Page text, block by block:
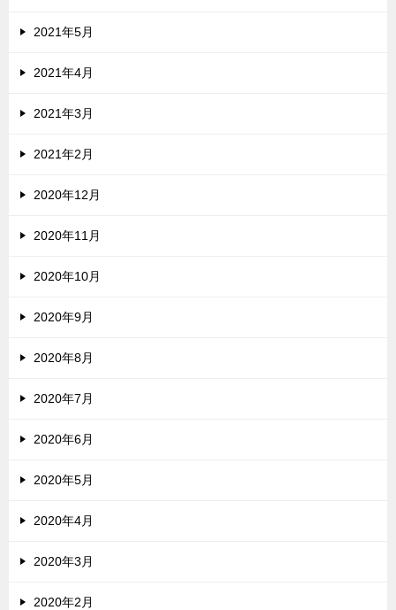
2021年5月
2021年4月
2021年3月
2021年2月
2020年12月
2020年11月
2020年10月
2020年9月
2020年8月
2020年7月
2020年6月
2020年5月
2020年4月
2020年3月
2020年2月